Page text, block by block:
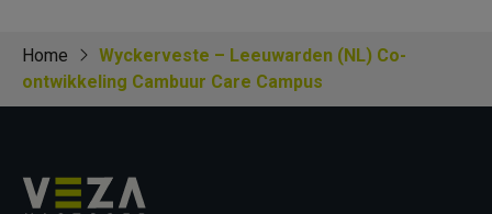
Home
Wyckerveste – Leeuwarden (NL) Co-
ontwikkeling Cambuur Care Campus